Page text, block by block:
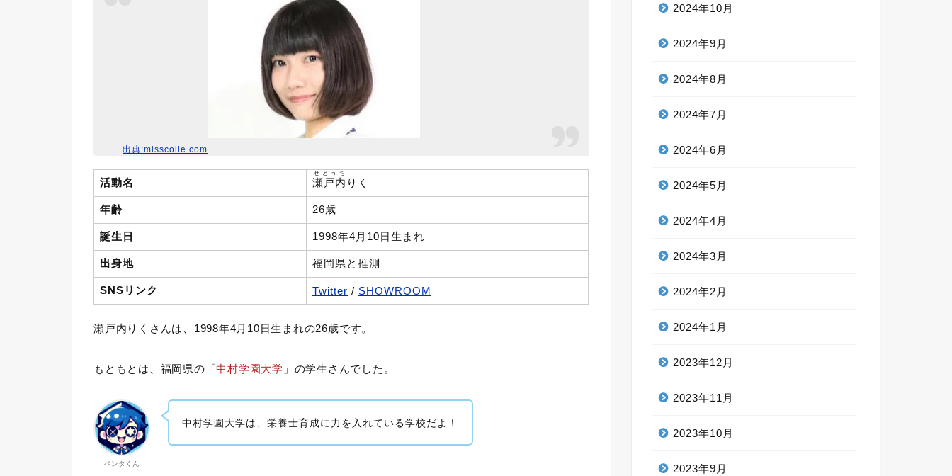
出典:misscolle.com
活動名 瀬戸内
せとうち
りく
年齢 26歳
誕生日 1998年4月10日生まれ
出身地 福岡県と推測
SNSリンク Twitter / SHOWROOM
瀬戸内りくさんは、1998年4月10日生まれの26歳です。
もともとは、福岡県の「中村学園大学 」の学生さんでした。
ペンタくん
中村学園大学は、栄養士育成に力を入れている学校だよ！
2024年10月
2024年9月
2024年8月
2024年7月
2024年6月
2024年5月
2024年4月
2024年3月
2024年2月
2024年1月
2023年12月
2023年11月
2023年10月
2023年9月